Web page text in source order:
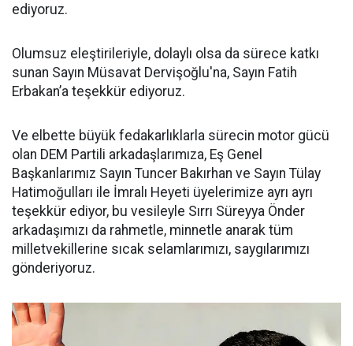
ediyoruz.
Olumsuz eleştirileriyle, dolaylı olsa da sürece katkı
sunan Sayın Müsavat Dervişoğlu'na, Sayın Fatih
Erbakan’a teşekkür ediyoruz.
Ve elbette büyük fedakarlıklarla sürecin motor gücü
olan DEM Partili arkadaşlarımıza, Eş Genel
Başkanlarımız Sayın Tuncer Bakırhan ve Sayın Tülay
Hatimoğulları ile İmralı Heyeti üyelerimize ayrı ayrı
teşekkür ediyor, bu vesileyle Sırrı Süreyya Önder
arkadaşımızı da rahmetle, minnetle anarak tüm
milletvekillerine sıcak selamlarımızı, saygılarımızı
gönderiyoruz.